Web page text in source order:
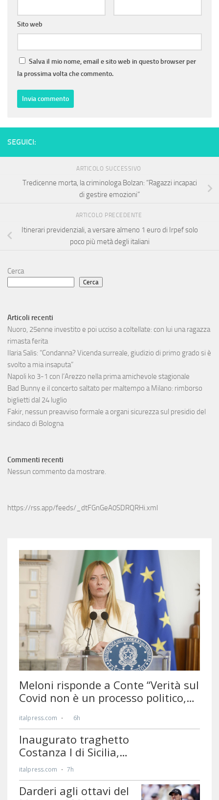
Sito web
Salva il mio nome, email e sito web in questo browser per
la prossima volta che commento.
SEGUICI:
ARTICOLO SUCCESSIVO
Tredicenne morta, la criminologa Bolzan: “Ragazzi incapaci
di gestire emozioni”
ARTICOLO PRECEDENTE
Itinerari previdenziali, a versare almeno 1 euro di Irpef solo
poco più metà degli italiani
Cerca
Cerca
Articoli recenti
Nuoro, 25enne investito e poi ucciso a coltellate: con lui una ragazza
rimasta ferita
Ilaria Salis: “Condanna? Vicenda surreale, giudizio di primo grado si è
svolto a mia insaputa”
Napoli ko 3-1 con l’Arezzo nella prima amichevole stagionale
Bad Bunny e il concerto saltato per maltempo a Milano: rimborso
biglietti dal 24 luglio
Fakir, nessun preavviso formale a organi sicurezza sul presidio del
sindaco di Bologna
Commenti recenti
Nessun commento da mostrare.
https://rss.app/feeds/_dtFGnGeA0SDRQRHi.xml